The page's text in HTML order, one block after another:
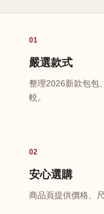
01
嚴選款式
整理2026新款包包
較。
02
安心選購
商品頁提供價格、